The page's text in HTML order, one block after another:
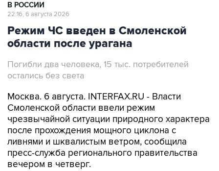
В РОССИИ
22:16, 6 августа 2026
Режим ЧС введен в Смоленской
области после урагана
Погибли два человека, 15 тыс. потребителей
остались без света
Москва. 6 августа. INTERFAX.RU - Власти
Смоленской области ввели режим
чрезвычайной ситуации природного характера
после прохождения мощного циклона с
ливнями и шквалистым ветром, сообщила
пресс-служба регионального правительства
вечером в четверг.